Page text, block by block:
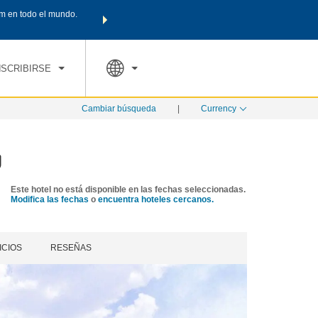
en todo el mundo.
Agrupa tu hotel, vuelos y mucho más con los Paquetes de
TARIFAS ESPECIALES
Cambiar búsqueda Currency
Este hotel no está disponible en las fechas seleccionadas.
Modifica las fechas o encuentra hoteles cercanos.
RESEÑAS